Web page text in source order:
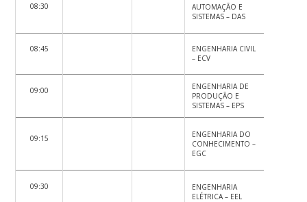
08:30
AUTOMAÇÃO E
SISTEMAS – DAS
08:45
ENGENHARIA CIVIL
– ECV
09:00
ENGENHARIA DE
PRODUÇÃO E
SISTEMAS – EPS
09:15
ENGENHARIA DO
CONHECIMENTO –
EGC
09:30
ENGENHARIA
ELÉTRICA – EEL